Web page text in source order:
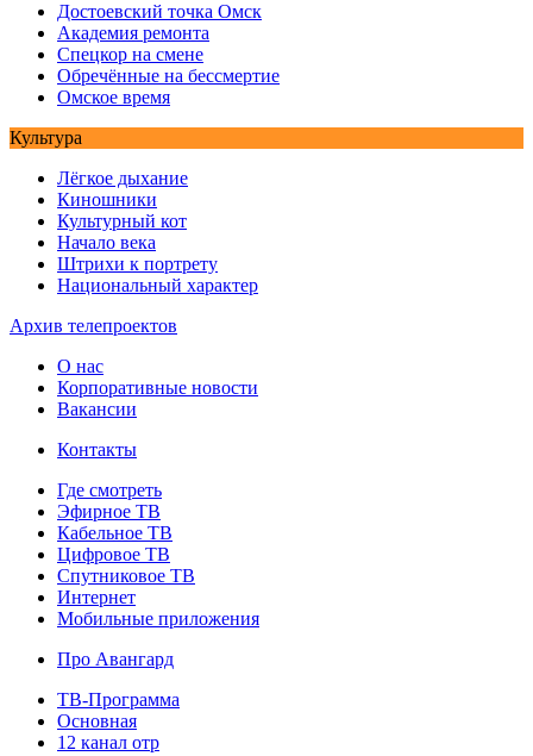
Достоевский точка Омск
Академия ремонта
Спецкор на смене
Обречённые на бессмертие
Омское время
Культура
Лёгкое дыхание
Киношники
Культурный кот
Начало века
Штрихи к портрету
Национальный характер
Архив телепроектов
О нас
Корпоративные новости
Вакансии
Контакты
Где смотреть
Эфирное ТВ
Кабельное ТВ
Цифровое ТВ
Спутниковое ТВ
Интернет
Мобильные приложения
Про Авангард
ТВ-Программа
Основная
12 канал отр